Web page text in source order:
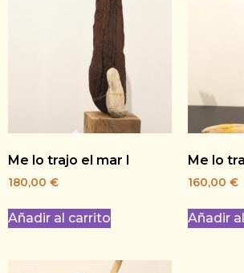
Me lo trajo el mar I
180,00 €
Añadir al carrito
Me lo
160,00 €
Añadir